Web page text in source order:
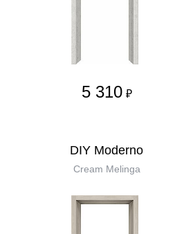
5 310 ₽
DIY Moderno
Cream Melinga